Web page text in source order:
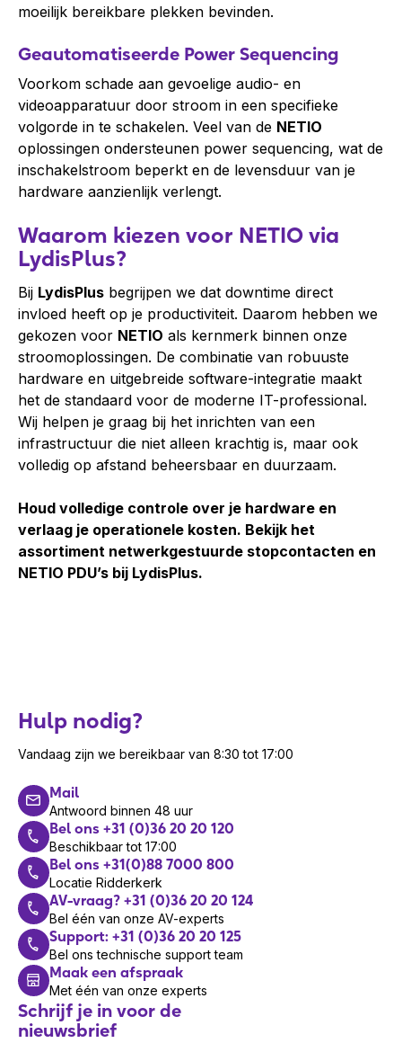
moeilijk bereikbare plekken bevinden.
Geautomatiseerde Power Sequencing
Voorkom schade aan gevoelige audio- en
videoapparatuur door stroom in een specifieke
volgorde in te schakelen. Veel van de NETIO
oplossingen ondersteunen power sequencing, wat de
inschakelstroom beperkt en de levensduur van je
hardware aanzienlijk verlengt.
Waarom kiezen voor NETIO via
LydisPlus?
Bij LydisPlus begrijpen we dat downtime direct
invloed heeft op je productiviteit. Daarom hebben we
gekozen voor NETIO als kernmerk binnen onze
stroomoplossingen. De combinatie van robuuste
hardware en uitgebreide software-integratie maakt
het de standaard voor de moderne IT-professional.
Wij helpen je graag bij het inrichten van een
infrastructuur die niet alleen krachtig is, maar ook
volledig op afstand beheersbaar en duurzaam.
Houd volledige controle over je hardware en
verlaag je operationele kosten. Bekijk het
assortiment netwerkgestuurde stopcontacten en
NETIO PDU’s bij LydisPlus.
Hulp nodig?
Vandaag zijn we bereikbaar van 8:30 tot 17:00
Mail
Antwoord binnen 48 uur
Bel ons +31 (0)36 20 20 120
Beschikbaar tot 17:00
Bel ons +31(0)88 7000 800
Locatie Ridderkerk
AV-vraag? +31 (0)36 20 20 124
Bel één van onze AV-experts
Support: +31 (0)36 20 20 125
Bel ons technische support team
Maak een afspraak
Met één van onze experts
Schrijf je in voor de
nieuwsbrief